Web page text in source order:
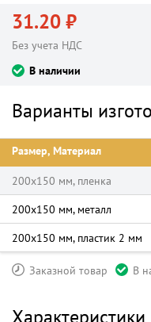
31.20 ₽
Без учета НДС
В наличии
Варианты
Размер, Материал
200х150 мм, пленка
200х150 мм, металл
200х150 мм, пластик 2 мм
Заказной товар В
Характеристики